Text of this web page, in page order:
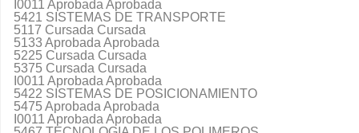
I0011 Aprobada Aprobada
5421 SISTEMAS DE TRANSPORTE
5117 Cursada Cursada
5133 Aprobada Aprobada
5225 Cursada Cursada
5375 Cursada Cursada
I0011 Aprobada Aprobada
5422 SISTEMAS DE POSICIONAMIENTO
5475 Aprobada Aprobada
I0011 Aprobada Aprobada